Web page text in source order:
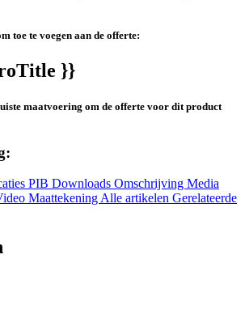
toe te voegen aan de offerte:
}}
maatvoering om de offerte voor dit product
PIB Downloads Omschrijving Media
MaattekeningAlle artikelen Gerelateerde